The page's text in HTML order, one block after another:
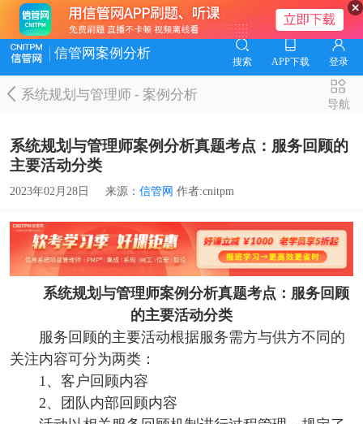
信管网案例分析
搜索 APP下载 登录
系统规划与管理师- 案例分析
导航
系统规划与管理师案例分析真题考点：服务回顾的
主要活动分类
2023年02月28日 来源： 信管网 作者:cnitpm
系统规划与管理师案例分析真题考点：服务回顾
的主要活动分类
服务回顾的主要活动根据服务需方与供方不同的
关注内容可分为两类：
1、客户回顾内容
2、团队内部回顾内容